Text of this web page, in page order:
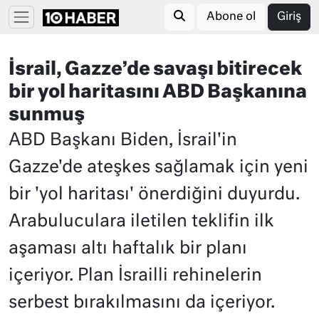
Abone ol Giriş
İsrail, Gazze’de savaşı bitirecek
bir yol haritasını ABD Başkanına
sunmuş
ABD Başkanı Biden, İsrail'in
Gazze'de ateşkes sağlamak için yeni
bir 'yol haritası' önerdiğini duyurdu.
Arabuluculara iletilen teklifin ilk
aşaması altı haftalık bir planı
içeriyor. Plan İsrailli rehinelerin
serbest bırakılmasını da içeriyor.